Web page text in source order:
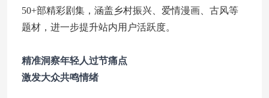
50+部精彩剧集，涵盖乡村振兴、爱情漫画、古风等
题材，进一步提升站内用户活跃度。
精准洞察年轻人过节痛点
激发大众共鸣情绪